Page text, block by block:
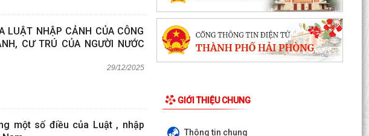
LUẬT NHẬP CẢNH CỦA CÔNG
CƯ TRÚ CỦA NGƯỜI NƯỚC
29/12/2025
một số điều của Luật , nhập
GIỚI THIỆU CHUNG
Thông tin chung